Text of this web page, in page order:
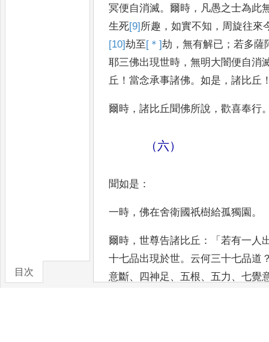
目次
冥便自消滅。爾時 ， 凡愚之士為此
生死[9]所趣 ，如實不知 ， 周旋往來
[10]劫至[＊]劫 ，無有解已 ；若多薩
耶三佛出現世時 ，無明大闇便自消
丘 ！當念承事諸佛。如是 ，諸比丘
爾時 ，諸比 丘聞佛所說 ，歡喜奉行
（六）
聞如是 ：
一時 ，佛在舍衛國祇樹給孤獨 園 。
爾時 ，世尊告諸比丘 ：「若有一人
十七品出現於世。 云何三十七品道
意斷、 四神足 、五根、五力 、七覺